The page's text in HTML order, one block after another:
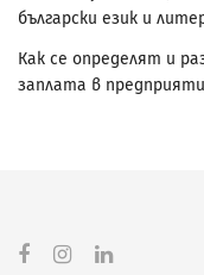
български език и
Как се определят и
заплата в